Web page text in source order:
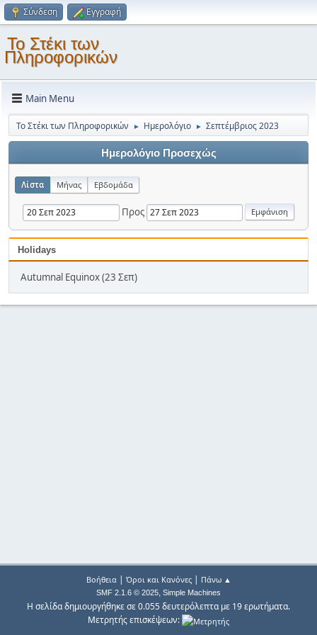
Σύνδεση Εγγραφή
Το Στέκι των
Πληροφορικών
Main Menu
Το Στέκι των Πληροφορικών ► Ημερολόγιο ► Σεπτέμβριος 2023
Ημερολόγιο Προσεχώς
Λίστα Μήνας Εβδομάδα
Προς
Holidays
Autumnal Equinox (23 Σεπ)
Βοήθεια| Όροι και Κανόνες| Πάνω ▲
SMF 2.1.6 © 2025, Simple Machines
Η σελίδα δημιουργήθηκε σε 0.055 δευτερόλεπτα με 19 ερωτήματα.
Μετρητής επισκέψεων: